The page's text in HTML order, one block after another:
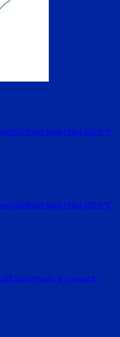
มิดิจิตอล 1ช่อง | Max.1300°C
มิดิจิตอล 1ช่อง | Max.1300°C
เร็วรอบ Photo & Contact |